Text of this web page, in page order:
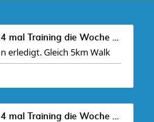
Re: Sub 3:20h mit 3-4 mal Training die Woche machb
erledigt. Gleich 5km Walk
Re: Sub 3:20h mit 3-4 mal Training die Woche machb